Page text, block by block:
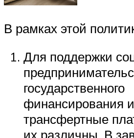
В рамках этой
Для поддержки
государственного
финансирования
трансфертные
их различны. В